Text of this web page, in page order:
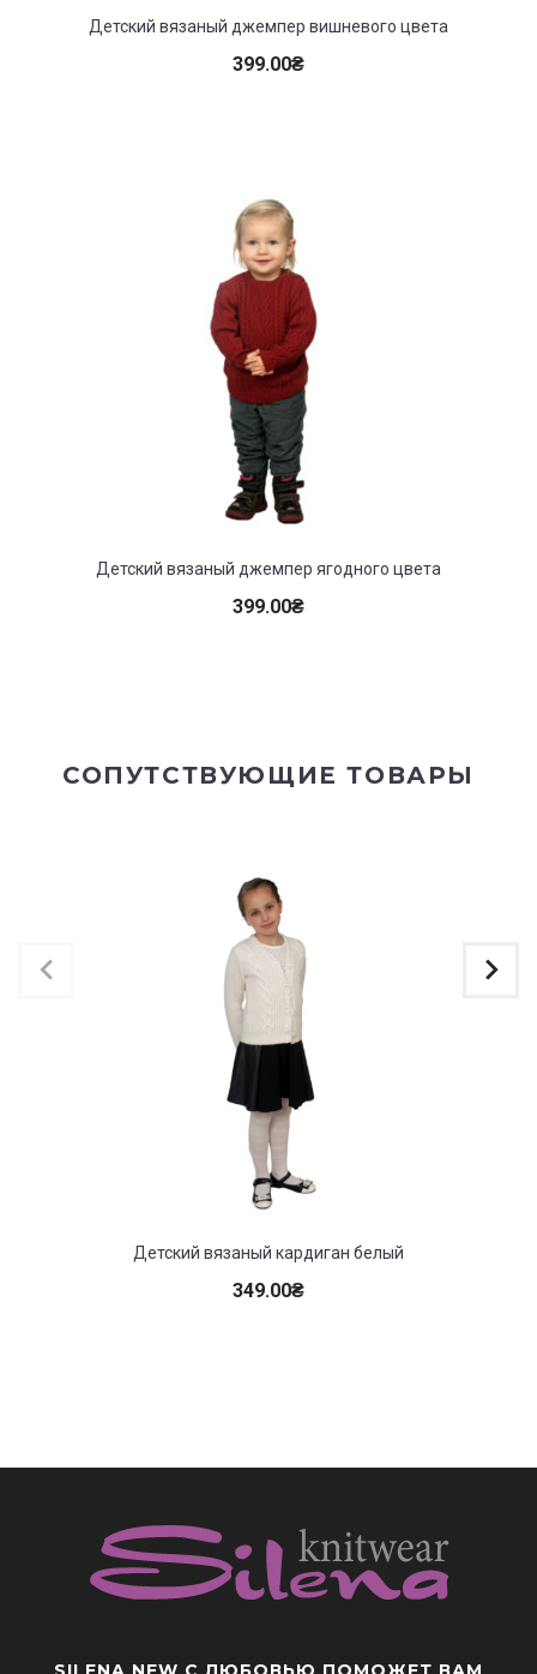
Детский вязаный джемпер вишневого цвета
399.00₴
Детский вязаный джемпер ягодного цвета
399.00₴
СОПУТСТВУЮЩИЕ ТОВАРЫ
Детский вязаный кардиган белый
349.00₴